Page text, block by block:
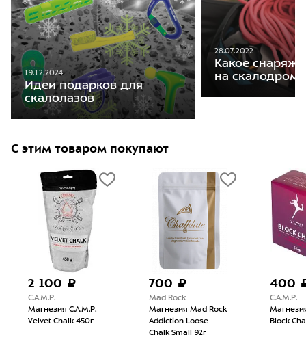
19.12.2024
Идеи подарков для
скалолазов
28.07.2022
Какое
на скалодром
С этим товаром покупают
2 100 ₽
C.A.M.P.
Магнезия C.A.M.P.
Velvet Chalk 450г
700 ₽
Mad Rock
Магнезия Mad Rock
Addiction Loose
Chalk Small 92г
400
C.A.M.P.
Block